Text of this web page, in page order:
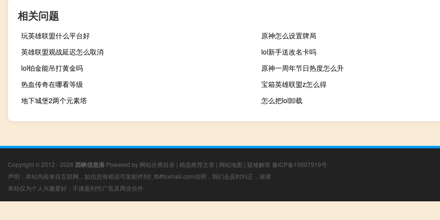
相关问题
玩英雄联盟什么平台好
原神怎么设置牌局
英雄联盟观战延迟怎么取消
lol新手送改名卡吗
lol铂金能吊打黄金吗
原神一周年节日热度怎么升
热血传奇在哪看等级
宝箱英雄联盟z怎么得
地下城堡2两个元素塔
怎么把lol卸载
Copyright © 2012 - 2026 西峡信息港 Powered by 网站分类目录 | 精选推荐文章 | 网站地图 | 疑难解答 豫ICP备10007919号
声明：本站内容来自互联网，如信息有错误可发邮件到f_fb#foxmail.com说明，我们会及时纠正，谢谢
本站仅为个人兴趣爱好，不接盈利性广告及商业合作